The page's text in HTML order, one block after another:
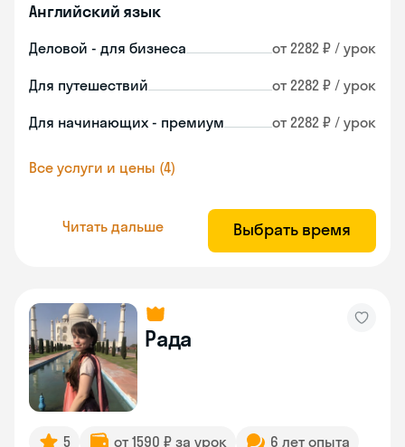
Английский язык
Деловой - для бизнеса от 2282 ₽ / урок
Для путешествий от 2282 ₽ / урок
Для начинающих - премиум от 2282 ₽ / урок
Все услуги и цены (4)
Читать дальше Выбрать время
Рада
5 от 1590 ₽ за урок
6 лет опыта